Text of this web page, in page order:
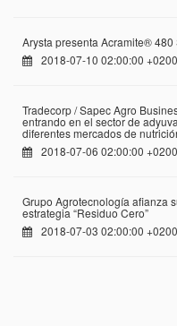
Arysta presenta Acramite®
2018-07-10 02:00:00 +0200
Tradecorp / Sapec Agro
entrando en el sector de
diferentes mercados de
2018-07-06 02:00:00 +0200
Grupo Agrotecnología afianza
estrategia “Residuo Cero”
2018-07-03 02:00:00 +0200